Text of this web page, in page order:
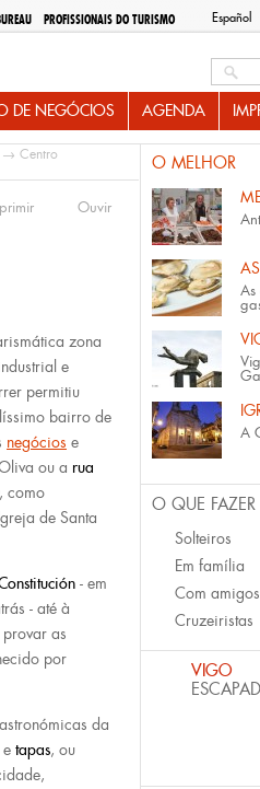
Español
PROFISSIONAIS DO TURISMO
DE NEGÓCIOS AGENDA
→ Centro
Ouvir
zona
e
permitiu
bairro de
negócios e
ou a rua
, como
de Santa
- em
- até à
as
por
da
e tapas, ou
O MELHOR
As
A
O QUE
Solteiros
Em família
Com amigos
Cruzeiristas
VIGO